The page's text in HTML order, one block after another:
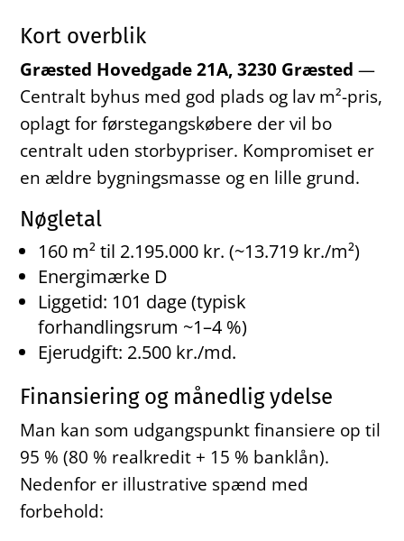
Kort overblik
Græsted Hovedgade 21A, 3230 Græsted —
Centralt byhus med god plads og lav m²-pris,
oplagt for førstegangskøbere der vil bo
centralt uden storbypriser. Kompromiset er
en ældre bygningsmasse og en lille grund.
Nøgletal
160 m² til 2.195.000 kr. (~13.719 kr./m²)
Energimærke D
Liggetid: 101 dage (typisk
forhandlingsrum ~1–4 %)
Ejerudgift: 2.500 kr./md.
Finansiering og månedlig ydelse
Man kan som udgangspunkt finansiere op til
95 % (80 % realkredit + 15 % banklån).
Nedenfor er illustrative spænd med
forbehold: